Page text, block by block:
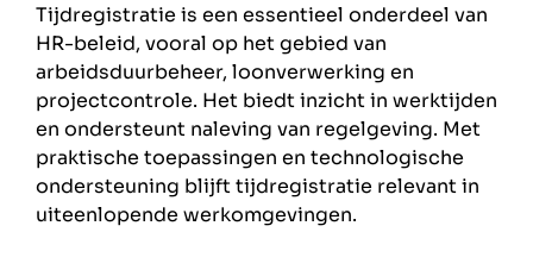
Tijdregistratie is een essentieel onderdeel van
HR-beleid, vooral op het gebied van
arbeidsduurbeheer, loonverwerking en
projectcontrole. Het biedt inzicht in werktijden
en ondersteunt naleving van regelgeving. Met
praktische toepassingen en technologische
ondersteuning blijft tijdregistratie relevant in
uiteenlopende werkomgevingen.